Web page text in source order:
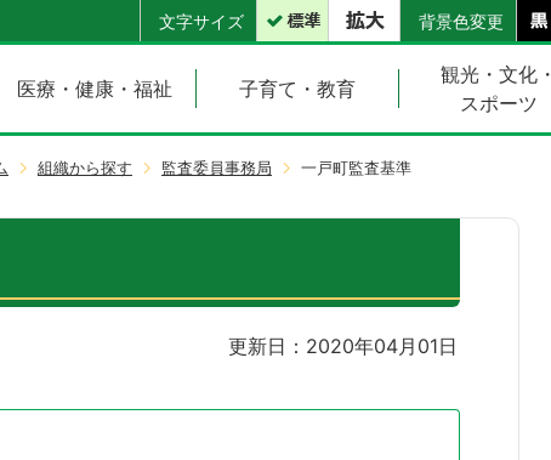
文字サイズ 背景色変更
医療・健康・福祉 子育て・教育
観光・文化・
スポーツ
組織から探す 監査委員事務局 一戸町監査基準
更新日：2020年04月01日